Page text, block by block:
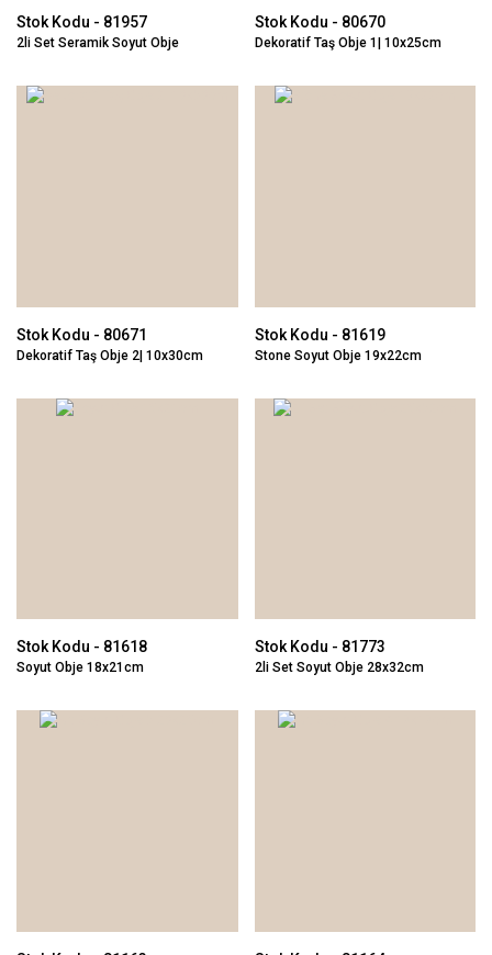
Stok Kodu - 81957
2li Set Seramik Soyut Obje
Stok Kodu - 80670
Dekoratif Taş Obje 1| 10x25cm
Stok Kodu - 80671
Dekoratif Taş Obje 2| 10x30cm
Stok Kodu - 81619
Stone Soyut Obje 19x22cm
Stok Kodu - 81618
Soyut Obje 18x21cm
Stok Kodu - 81773
2li Set Soyut Obje 28x32cm